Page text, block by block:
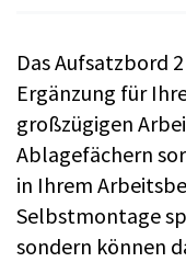
Das Aufsatzbord
Ergänzung für
großzügigen
Ablagefächern
in Ihrem
Selbstmontage
sondern können